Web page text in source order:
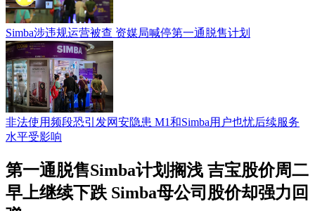
Simba涉违规运营被查 资媒局喊停第一通脱售计划
非法使用频段恐引发网安隐患 M1和Simba用户也忧后续服务
水平受影响
第一通脱售Simba计划搁浅 吉宝股价周二
早上继续下跌 Simba母公司股价却强力回